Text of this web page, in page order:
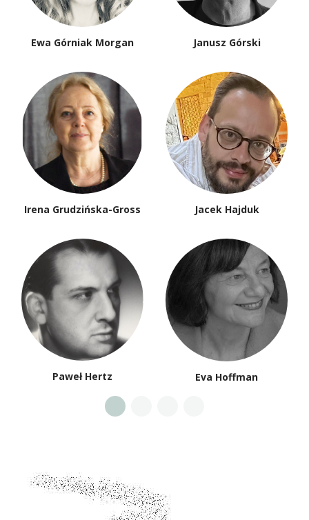
Ewa Górniak Morgan Janusz Górski
Irena Grudzińska-Gross Jacek Hajduk
Paweł Hertz Eva Hoffman